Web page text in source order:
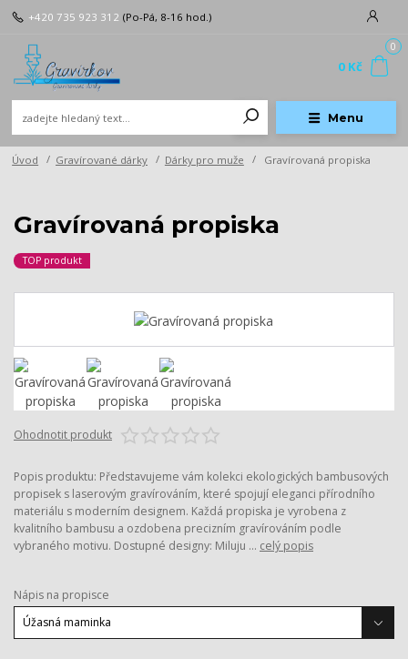
Menu
+420 735 923 312 (Po-Pá, 8-16 hod.)
0
0 Kč
Úvod Gravírované dárky Dárky pro muže Gravírovaná propiska
Gravírovaná propiska
TOP produkt
Ohodnotit produkt
Popis produktu: Představujeme vám kolekci ekologických bambusových
propisek s laserovým gravírováním, které spojují eleganci přírodního
materiálu s moderním designem. Každá propiska je vyrobena z
kvalitního bambusu a ozdobena precizním gravírováním podle
vybraného motivu. Dostupné designy: Miluju ... celý popis
Nápis na propisce